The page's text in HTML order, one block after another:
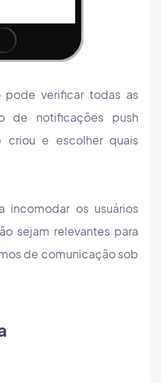
pode verificar todas as
de notificações push
criou e escolher quais
incomodar os usuários
sejam relevantes para
de comunicação sob